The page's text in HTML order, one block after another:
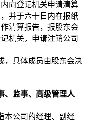
向登记机关申请清算
并于六十日内在报纸
清算报告，报股东会
机关，申请注销公司
，具体成员由股东会决
、监事、高级管理人
本公司的经理、副经